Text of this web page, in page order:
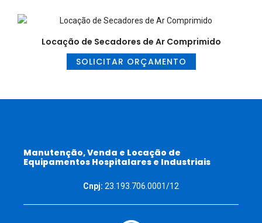
Locação de Secadores de Ar Comprimido
SOLICITAR ORÇAMENTO
Manutenção, Venda e Locação de
Equipamentos Hospitalares e Industriais
Cnpj: 23.193.706.0001/12